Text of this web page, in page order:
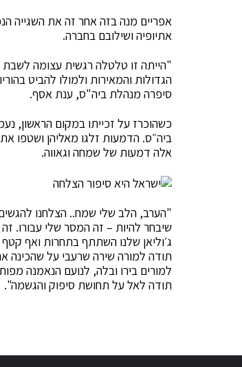
אפריים מנה בזה אחר זה את השגייה
אתיופיה ושילובם בחברה.
"הייתה זו טלטלה רגשית עצומה לשבת
הגדולות והמאירות ולמולו להביט
סיפרה מנהלת ביה"ס, ענת אסף.
כשהוכרז על זכייתו במקום הראשון,
ביה״ס. הדמעות זלגו מאליהן ושטפו
אלה דמעות של שמחה וגאווה.
"הערב, הלב שלי שמח.. הצלחנו
שיבחר להיות – זה המסר שלי עבורו.
ג׳וליאן שלנו השתתף בתחרות ואף
תודה למורה שירה שרעבי על שהכינה
למורים בירו ובלה, לנועם הנאמנה
תודה לאל על תחושת סיפוק והגשמה".